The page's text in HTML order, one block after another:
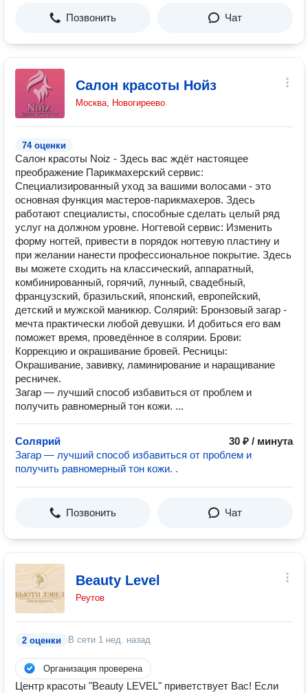
Позвонить Чат
Салон красоты Нойз
Москва, Новогиреево
74 оценки
Салон красоты Noiz - Здесь вас ждёт настоящее
преображение Парикмахерский сервис:
Специализированный уход за вашими волосами - это
основная функция мастеров-парикмахеров. Здесь
работают специалисты, способные сделать целый ряд
услуг на должном уровне. Ногтевой сервис: Изменить
форму ногтей, привести в порядок ногтевую пластину и
при желании нанести профессиональное покрытие. Здесь
вы можете сходить на классический, аппаратный,
комбинированный, горячий, лунный, свадебный,
французский, бразильский, японский, европейский,
детский и мужской маникюр. Солярий: Бронзовый загар -
мечта практически любой девушки. И добиться его вам
поможет время, проведённое в солярии. Брови:
Коррекцию и окрашивание бровей. Ресницы:
Окрашивание, завивку, ламинирование и наращивание
ресничек.
Загар — лучший способ избавиться от проблем и
получить равномерный тон кожи. ...
Солярий
30 ₽ / минута
Загар — лучший способ избавиться от проблем и
получить равномерный тон кожи. .
Позвонить Чат
Beauty Level
Реутов
2 оценки В сети 1 нед. назад
Организация проверена
Центр красоты "Beauty LEVEL" приветствует Вас! Если